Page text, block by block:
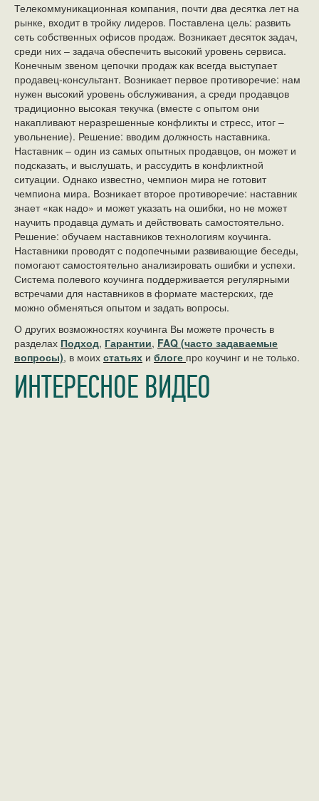
Телекоммуникационная компания, почти два десятка лет на
рынке, входит в тройку лидеров. Поставлена цель: развить
сеть собственных офисов продаж. Возникает десяток задач,
среди них – задача обеспечить высокий уровень сервиса.
Конечным звеном цепочки продаж как всегда выступает
продавец-консультант. Возникает первое противоречие: нам
нужен высокий уровень обслуживания, а среди продавцов
традиционно высокая текучка (вместе с опытом они
накапливают неразрешенные конфликты и стресс, итог –
увольнение). Решение: вводим должность наставника.
Наставник – один из самых опытных продавцов, он может и
подсказать, и выслушать, и рассудить в конфликтной
ситуации. Однако известно, чемпион мира не готовит
чемпиона мира. Возникает второе противоречие: наставник
знает «как надо» и может указать на ошибки, но не может
научить продавца думать и действовать самостоятельно.
Решение: обучаем наставников технологиям коучинга.
Наставники проводят с подопечными развивающие беседы,
помогают самостоятельно анализировать ошибки и успехи.
Система полевого коучинга поддерживается регулярными
встречами для наставников в формате мастерских, где
можно обменяться опытом и задать вопросы.
О других возможностях коучинга Вы можете прочесть в
разделах Подход, Гарантии, FAQ (часто задаваемые
вопросы), в моих статьях и блоге про коучинг и не только.
ИНТЕРЕСНОЕ ВИДЕО